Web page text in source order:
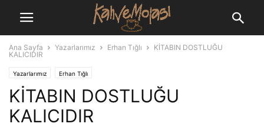
Ana Sayfa Yazarlarımız Erhan Tığlı
KİTABIN DOSTLUĞU
KALICIDIR
Yazarlarımız Erhan Tığlı
KİTABIN DOSTLUĞU
KALICIDIR